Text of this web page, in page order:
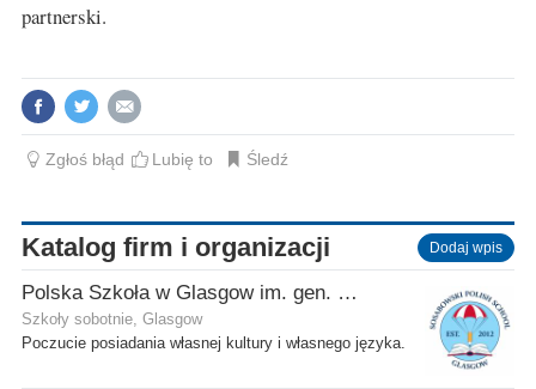
partnerski.
Zgłoś błąd Lubię to Śledź
Katalog firm i organizacji Dodaj wpis
Polska Szkoła w Glasgow im. gen. Stanisława Sosabowskiego
Szkoły sobotnie, Glasgow
Poczucie posiadania własnej kultury i własnego języka.